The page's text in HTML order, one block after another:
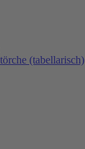
(tabellarisch)